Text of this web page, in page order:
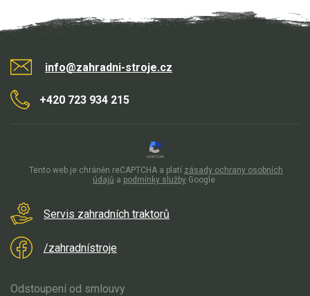
Elektrické tříkolky
Elektrické tříkolky pro seniory
Zahradní traktory
Náhradní díly Challenge
Přední náprava, řízení
info@zahradni-stroje.cz
+420 723 934 215
Servis zahradních traktorů
/zahradnístroje
Odstoupení od smlouvy
Tento web je chráněn reCAPTCHA a platí zásady ochrany osobních
údajů a podmínky služby Google